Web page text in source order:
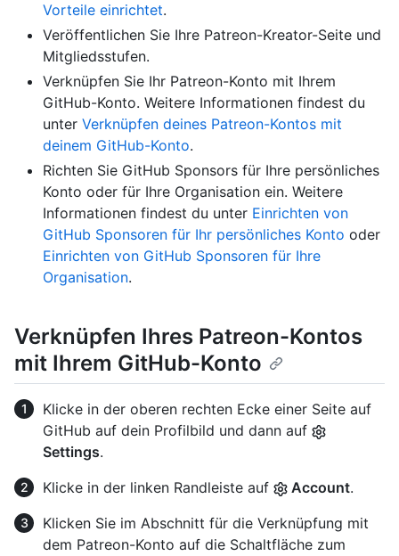
Vorteile einrichtet.
Veröffentlichen Sie Ihre Patreon-Kreator-Seite und
Mitgliedsstufen.
Verknüpfen Sie Ihr Patreon-Konto mit Ihrem
GitHub-Konto. Weitere Informationen findest du
unter Verknüpfen deines Patreon-Kontos mit
deinem GitHub-Konto.
Richten Sie GitHub Sponsors für Ihre persönliches
Konto oder für Ihre Organisation ein. Weitere
Informationen findest du unter Einrichten von
GitHub Sponsoren für Ihr persönliches Konto oder
Einrichten von GitHub Sponsoren für Ihre
Organisation.
Verknüpfen Ihres Patreon-Kontos
mit Ihrem GitHub-Konto
Klicke in der oberen rechten Ecke einer Seite auf
GitHub auf dein Profilbild und dann auf
Settings.
Klicke in der linken Randleiste auf
Account.
Klicken Sie im Abschnitt für die Verknüpfung mit
dem Patreon-Konto auf die Schaltfläche zum